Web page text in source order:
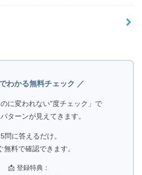
わかる無料チェック ／
のに変われない"度チェック」で
ターンが見えてきます。
問に答えるだけ。
無料で確認できます。
📩 登録特典：